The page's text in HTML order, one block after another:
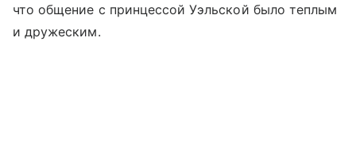
что общение с принцессой Уэльской было теплым
и дружеским.